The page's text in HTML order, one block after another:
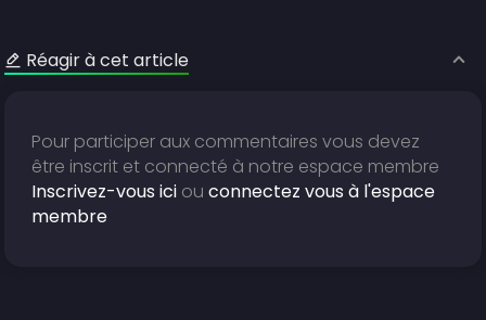
Réagir à cet article
Pour participer aux commentaires vous devez
être inscrit et connecté à notre espace membre
Inscrivez-vous ici ouconnectez vous à l'espace
membre